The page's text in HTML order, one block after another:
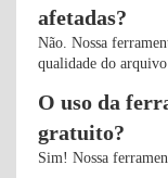
afetadas?
Não. Nossa
qualidade do
O uso da
gratuito?
Sim! Nossa